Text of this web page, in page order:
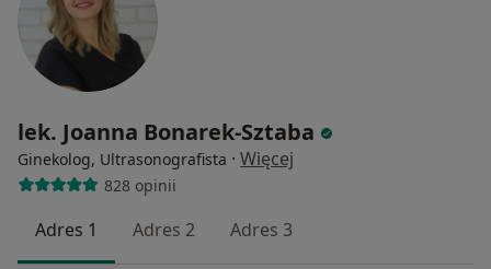
lek. Joanna Bonarek-Sztaba
Ginekolog, Ultrasonografista · Więcej
828 opinii
Adres 1 Adres 2 Adres 3